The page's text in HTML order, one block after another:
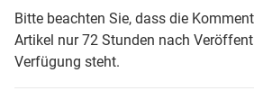
Bitte beachten Sie, dass die
Artikel nur 72 Stunden nach
Verfügung steht.